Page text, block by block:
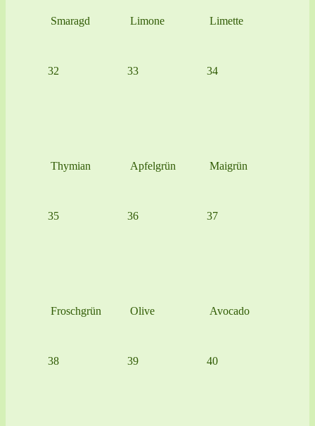
Smaragd Limone Limette
32
Thymian
33
Apfelgrün
34
Maigrün
35
Froschgrün
36
Olive
37
Avocado
38 39 40